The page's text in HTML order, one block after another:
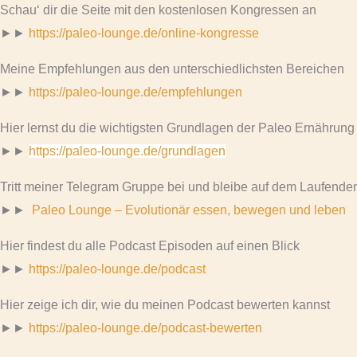
Schau‘ dir die Seite mit den kostenlosen Kongressen an
►► https://paleo-lounge.de/online-kongresse
Meine Empfehlungen aus den unterschiedlichsten Bereichen
►► https://paleo-lounge.de/empfehlungen
Hier lernst du die wichtigsten Grundlagen der Paleo Ernährung
►► https://paleo-lounge.de/grundlagen
Tritt meiner Telegram Gruppe bei und bleibe auf dem
►►
Paleo Lounge – Evolutionär essen, bewegen und leben
Hier findest du alle Podcast Episoden auf einen Blick
►► https://paleo-lounge.de/podcast
Hier zeige ich dir, wie du meinen Podcast bewerten kannst
►► https://paleo-lounge.de/podcast-bewerten